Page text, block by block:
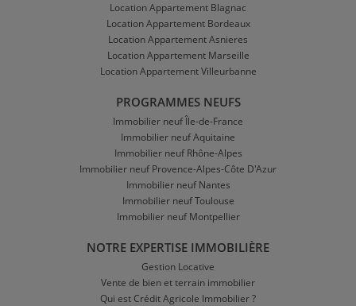
Location Appartement Blagnac
Location Appartement Bordeaux
Location Appartement Asnieres
Location Appartement Marseille
Location Appartement Villeurbanne
PROGRAMMES NEUFS
Immobilier neuf Île-de-France
Immobilier neuf Aquitaine
Immobilier neuf Rhône-Alpes
Immobilier neuf Provence-Alpes-Côte D'Azur
Immobilier neuf Nantes
Immobilier neuf Toulouse
Immobilier neuf Montpellier
NOTRE EXPERTISE IMMOBILIÈRE
Gestion Locative
Vente de bien et terrain immobilier
Qui est Crédit Agricole Immobilier ?